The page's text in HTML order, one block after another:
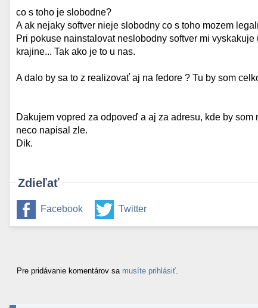
co s toho je slobodne?
A ak nejaky softver nieje slobodny co s toho mozem
Pri pokuse nainstalovat neslobodny softver mi
krajine... Tak ako je to u nas.
A dalo by sa to z realizovať aj na fedore ? Tu by som
Dakujem vopred za odpoveď a aj za adresu, kde by
neco napisal zle.
Dik.
Zdieľať
Facebook Twitter
Pre pridávanie komentárov sa musíte prihlásiť